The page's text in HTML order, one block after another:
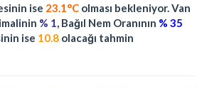
ise 23.1°C olması bekleniyor. Van
% 1 , Bağıl Nem Oranının % 35
ise 10.8 olacağı tahmin